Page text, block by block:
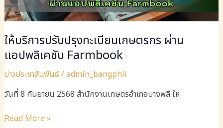
ให้บริการปรับปรุงทะเบียนเกษตรกร ผ่าน
แอปพลิเคชัน Farmbook
ข่าวประชาสัมพันธ์/admin_bangphli
วันที่​ 8 กันยายน 2568​ สำนักงาน​เกษตร​อำเภอ​บางพลี​ ให
ให้
Read More »